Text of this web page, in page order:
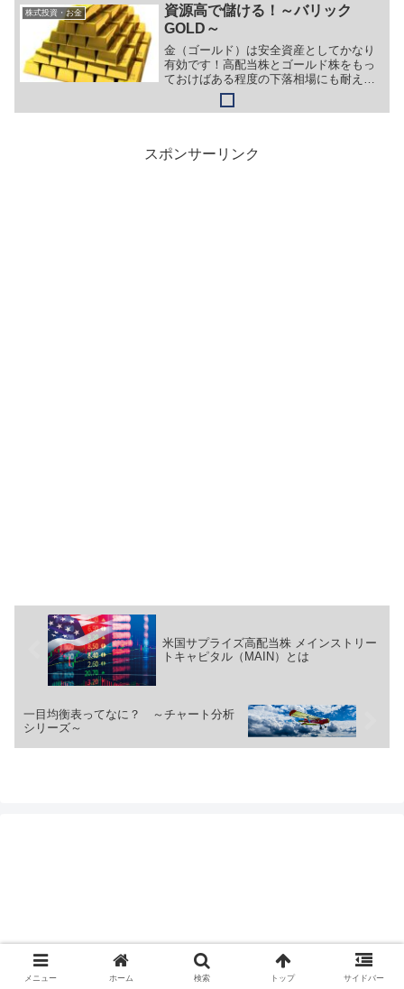
株式投資・お金
資源高で儲ける！～バリック
GOLD～
金（ゴールド）は安全資産としてかなり
有効です！高配当株とゴールド株をもっ
ておけばある程度の下落相場にも耐える
ことができます。防具と武器をそろえて
いって最強のポートフォリオを作り上げ
スポンサーリンク
米国サプライズ高配当株 メインストリー
トキャピタル（MAIN）とは
一目均衡表ってなに？ ～チャート分析
シリーズ～
メニュー ホーム 検索 トップ サイドバー